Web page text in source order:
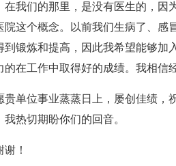
在我们的那里，是没有医生的，因
院这个概念。以前我们生病了、感
到锻炼和提高，因此我希望能够加
的在工作中取得好的成绩。我相信
贵单位事业蒸蒸日上，屡创佳绩，
我热切期盼你们的回音。
谢！